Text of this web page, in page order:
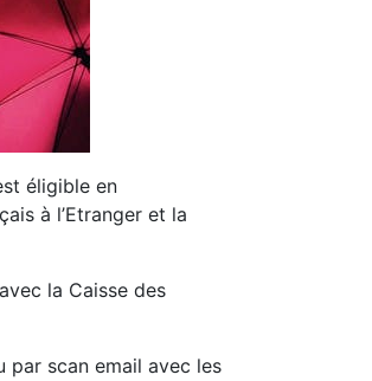
éligible en
à l’Etranger et la
la Caisse des
scan email avec les